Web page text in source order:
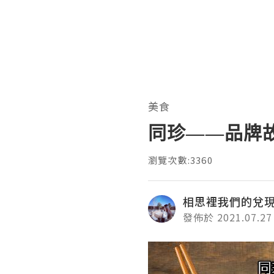
美食
同珍——品牌
瀏覽次數:3360
相思裡我們的兌
發佈於 2021.07.27